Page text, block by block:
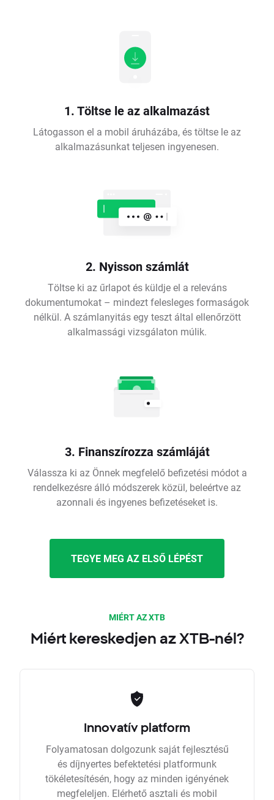
1. Töltse le az alkalmazást
Látogasson el a mobil áruházába, és töltse le az
alkalmazásunkat teljesen ingyenesen.
2. Nyisson számlát
Töltse ki az űrlapot és küldje el a releváns
dokumentumokat – mindezt felesleges formaságok
nélkül. A számlanyitás egy teszt által ellenőrzött
alkalmassági vizsgálaton múlik.
3. Finanszírozza számláját
Válassza ki az Önnek megfelelő befizetési módot a
rendelkezésre álló módszerek közül, beleértve az
azonnali és ingyenes befizetéseket is.
TEGYE MEG AZ ELSŐ LÉPÉST
MIÉRT AZ XTB
Miért kereskedjen az XTB-nél?
Innovatív platform
Folyamatosan dolgozunk saját fejlesztésű
és díjnyertes befektetési platformunk
tökéletesítésén, hogy az minden igényének
megfeleljen. Elérhető asztali és mobil